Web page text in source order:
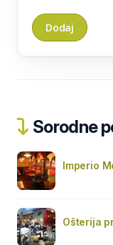
Sorodne
Imperio
Ošterija